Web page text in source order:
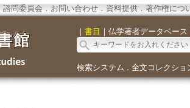
諮問委員会． お問い合わせ． 資料提供．著作権につ
｜ 書目 ｜ 仏学著者データベース
検索システム ． 全文コレクショ